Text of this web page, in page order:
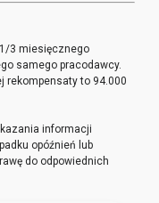
3 miesięcznego
samego pracodawcy.
rekompensaty to 94.000
informacji
opóźnień lub
do odpowiednich